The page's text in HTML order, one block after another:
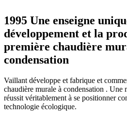
1995 Une enseigne
développement et la
première chaudière
condensation
Vaillant développe et fabrique et
chaudière murale à condensation . Une
réussit véritablement à se positionner
technologie écologique.